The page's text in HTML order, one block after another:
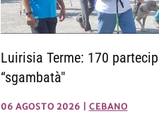
Luirisia Terme: 170
“sgambatà"
06 AGOSTO 2026 CEBANO